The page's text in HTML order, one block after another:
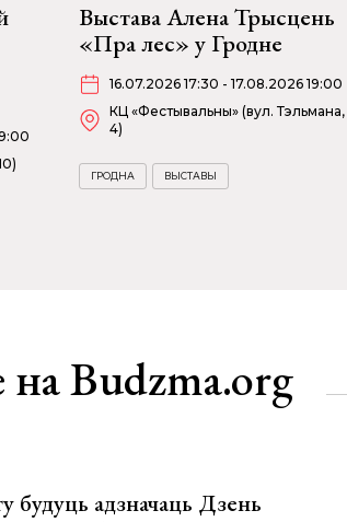
Выстава Алена Трысцень
«Пра лес» у Гродне
16.07.2026 17:30 - 17.08.2026 19:00
КЦ «Фестывальны» (вул. Тэльмана,
4)
ГРОДНА ВЫСТАВЫ
на Budzma.org
будуць адзначаць Дзень